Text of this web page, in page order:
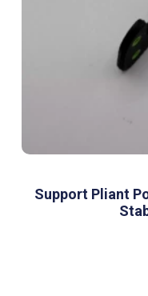
Support Pliant